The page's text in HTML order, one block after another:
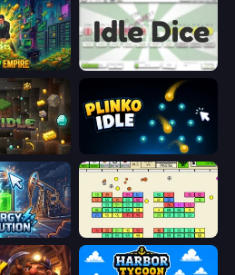
Idle Dice
Plinko Idle
Idle Breakout